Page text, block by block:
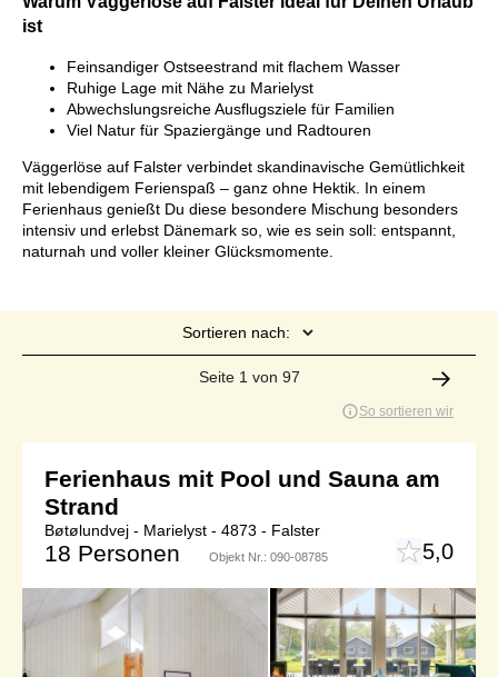
ist
Feinsandiger Ostseestrand mit flachem Wasser
Ruhige Lage mit Nähe zu Marielyst
Abwechslungsreiche Ausflugsziele für Familien
Viel Natur für Spaziergänge und Radtouren
Väggerlöse auf Falster verbindet skandinavische Gemütlichkeit
mit lebendigem Ferienspaß – ganz ohne Hektik. In einem
Ferienhaus genießt Du diese besondere Mischung besonders
intensiv und erlebst Dänemark so, wie es sein soll: entspannt,
naturnah und voller kleiner Glücksmomente.
Sortieren nach:
Seite 1 von 97
So sortieren wir
Ferienhaus mit Pool und Sauna am
Strand
Bøtølundvej - Marielyst - 4873 - Falster
18 Personen Objekt Nr.: 090-08785 5,0